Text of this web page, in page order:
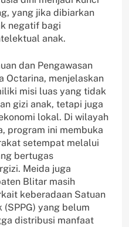
yang jika dibiarkan
negatif bagi
anak.
dan Pengawasan
Octarina, menjelaskan
misi luas yang tidak
gizi anak, tetapi juga
lokal. Di wilayah
program ini membuka
setempat melalui
bertugas
Meida juga
Blitar masih
keberadaan Satuan
(SPPG) yang belum
distribusi manfaat